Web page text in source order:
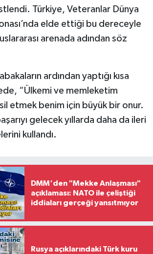
Türkiye, Veteranlar Dünya
elde ettiği bu dereceyle
arenada adından söz
ardından yaptığı kısa
“Ülkemi ve memleketim
etmek benim için büyük bir onur.
gelecek yıllarda daha da ileri
kullandı.
DMM'den "Mekke Anlaşması"
açıklaması: NATO ile çeliştiği
iddiaları gerçeği yansıtmıyor
Rusya açıklarındaki Türk kuru